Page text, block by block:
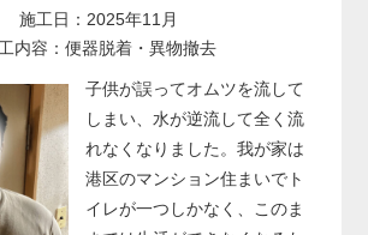
施工日：2025年11月
内容：便器脱着・異物撤去
子供が誤ってオムツを流して
しまい、水が逆流して全く流
れなくなりました。我が家は
港区のマンション住まいでト
イレが一つしかなく、このま